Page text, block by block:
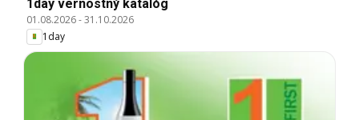
1day vernostný katalóg
01.08.2026-31.10.2026
1day